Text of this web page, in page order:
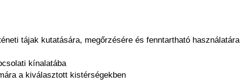
tájak kutatására, megőrzésére és fenntartható használatára
kínalatába
a kiválasztott kistérségekben